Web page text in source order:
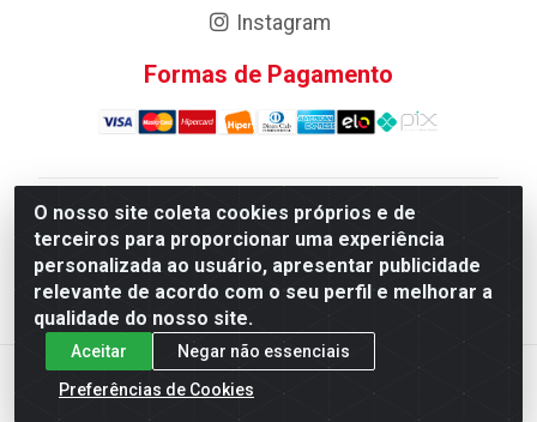
O nosso site coleta cookies próprios e de
terceiros para proporcionar uma experiência
personalizada ao usuário, apresentar publicidade
relevante de acordo com o seu perfil e melhorar a
qualidade do nosso site.
Aceitar
Negar não essenciais
Preferências de Cookies
Instagram
Formas de Pagamento
Atacadao da Limpeza F. Pereira Queiroz Comercio e
Distribuicao LTDA - Quadra Qi 10 Lotes 39 e, 41 - Setor
Industrial (Taguatinga), Brasília/DF - CEP 72.135-100 -
CNPJ 13.184.675/0001-80